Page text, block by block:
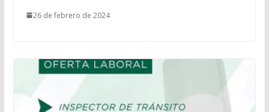
26 de febrero de 2024